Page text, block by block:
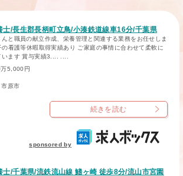
士/長生郡長柄町立鳥/小湊鉄道線車16分/千葉県
んと職員の献立作成、栄養管理と関連する業務をお任せしま
看護等休暇取得実績あり ご家庭の事情に合わせて柔軟に
います 賞与実績3.... ....
万5,000円
原市
続きを読む
sponsored by
士/千葉県/流鉄流山線 鰭ヶ崎 徒歩8分/流山市宮園